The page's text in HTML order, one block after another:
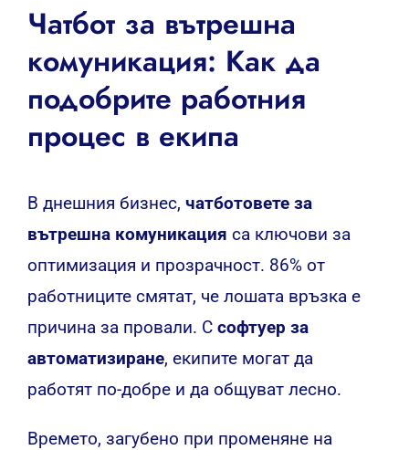
Чатбот за вътрешна
комуникация: Как да
подобрите работния
процес в екипа
В днешния бизнес, чатботовете за
вътрешна комуникация са ключови за
оптимизация и прозрачност. 86% от
работниците смятат, че лошата връзка е
причина за провали. С софтуер за
автоматизиране, екипите могат да
работят по-добре и да общуват лесно.
Времето, загубено при променяне на